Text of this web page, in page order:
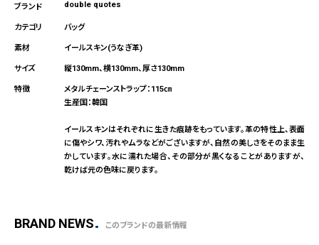
double quotes
バッグ
イールスキン(うなぎ革)
縦130mm、横130mm、厚さ130mm
メタルチェーンストラップ：115㎝
生産国：韓国
イールスキンはそれぞれに生きた痕跡をもっています。革の特性上、表面
に傷やシワ、汚れやムラなどがございますが、自然の美しさをそのまま生
かしています。水に濡れた場合、その部分が黒くなることがありますが、
乾けば元の色味に戻ります。
BRAND NEWS このブランドの最新情報